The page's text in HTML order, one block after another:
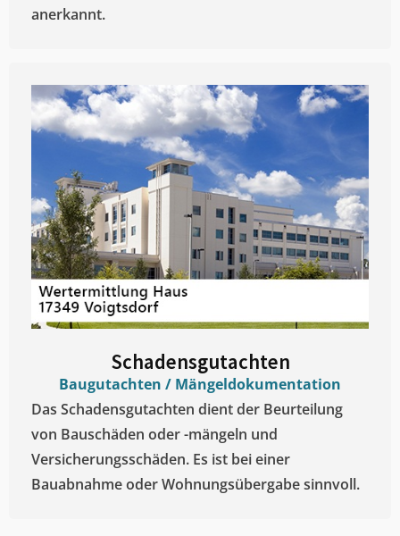
anerkannt.
Schadensgutachten
Baugutachten / Mängeldokumentation
Das Schadensgutachten dient der Beurteilung
von Bauschäden oder -mängeln und
Versicherungsschäden. Es ist bei einer
Bauabnahme oder Wohnungsübergabe sinnvoll.